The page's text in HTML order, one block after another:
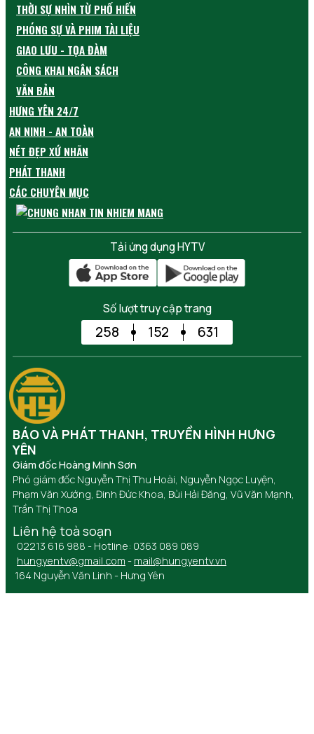
THỜI SỰ NHÌN TỪ PHỐ HIẾN
PHÓNG SỰ VÀ PHIM TÀI LIỆU
GIAO LƯU - TỌA ĐÀM
CÔNG KHAI NGÂN SÁCH
VĂN BẢN
HƯNG YÊN 24/7
AN NINH - AN TOÀN
NÉT ĐẸP XỨ NHÃN
PHÁT THANH
CÁC CHUYÊN MỤC
Tải ứng dụng HYTV
Số lượt truy cập trang
258 152 631
BÁO VÀ PHÁT THANH, TRUYỀN HÌNH HƯNG
YÊN
Giám đốc Hoàng Minh Sơn
Phó giám đốc Nguyễn Thị Thu Hoài, Nguyễn Ngọc Luyện,
Phạm Văn Xướng, Đinh Đức Khoa, Bùi Hải Đăng, Vũ Văn Mạnh,
Trần Thị Thoa
Liên hệ toà soạn
02213 616 988 - Hotline: 0363 089 089
hungyentv@gmail.com - mail@hungyentv.vn
164 Nguyễn Văn Linh - Hưng Yên